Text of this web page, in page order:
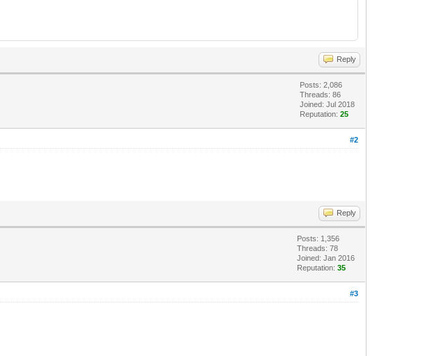
Reply
Posts: 2,086
Threads: 86
Joined: Jul 2018
Reputation:25
#2
Reply
Posts: 1,356
Threads: 78
Joined: Jan 2016
Reputation:35
#3